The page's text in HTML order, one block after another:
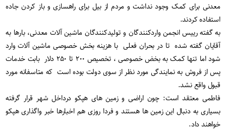
معدنی برای کمک وجود نداشت و مردم از بیل برای راهسازی و باز کردن جاده
استفاده کردند.
به گفته رییس انجمن واردکنندگان و تولیدکنندگان ماشین آلات معدنی، بارها به
آقایان گفته شده تا در بحران فعلی با هزینه بخش خصوصی ماشین آلات وارد
شود اما تنها کمک به بخض خصوصی ، تخصیص ۲۰۰ تا ۲۵۰ دلار بابت خدمات
پس از فروش به نمایندگی مورد نظر از سوی دولت بوده است که متاسفانه مورد
قبول واقع نشد.
فاطمی معتقد است: چون اراضی و زمین های هپکو درداخل شهر قرار گرفته
بسیاری به دنبال این زمین ها هستند و فردا روزی هم اخبارها خبر واگذاری هپکو
خواهند داد.